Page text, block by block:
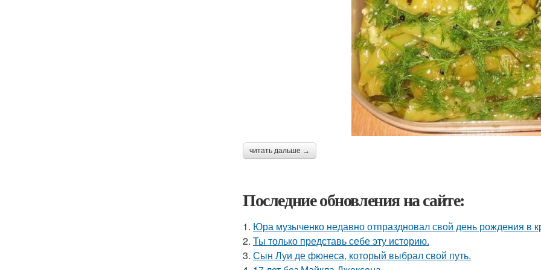
читать дальше →
Последние обновления на сайте:
1. Юра музыченко недавно отпраздновал свой день рождения в
2. Ты только представь себе эту историю.
3. Сын Луи де фюнеса, который выбрал свой путь.